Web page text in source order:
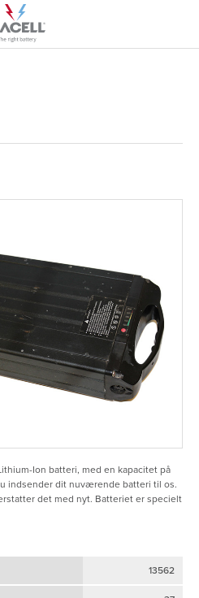
Ion batteri, med en kapacitet på
indsender dit nuværende batteri til os.
det med nyt. Batteriet er specielt
13562